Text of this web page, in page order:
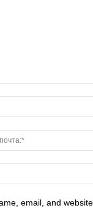
email, and